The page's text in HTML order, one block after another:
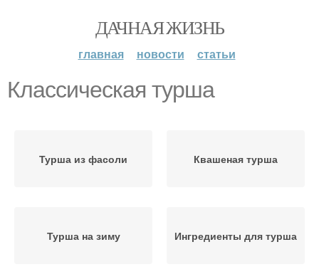
ДАЧНАЯ ЖИЗНЬ
главная новости статьи
Классическая турша
Турша из фасоли Квашеная турша
Турша на зиму Ингредиенты для турша